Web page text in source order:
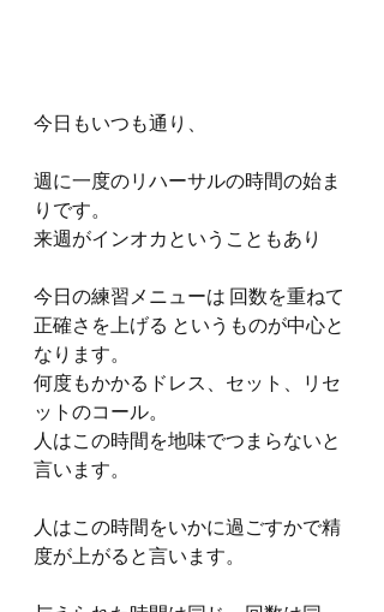
今日もいつも通り、
週に一度のリハーサルの時間の始ま
りです。
来週がインオカということもあり
今日の練習メニューは 回数を重ねて
正確さを上げる というものが中心と
なります。
何度もかかるドレス、セット、リセ
ットのコール。
人はこの時間を地味でつまらないと
言います。
人はこの時間をいかに過ごすかで精
度が上がると言います。